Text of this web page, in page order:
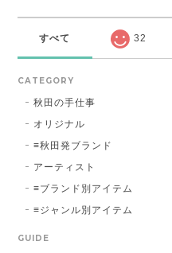
すべて 32
CATEGORY
秋田の手仕事
オリジナル
≡秋田発ブランド
アーティスト
≡ブランド別アイテム
≡ジャンル別アイテム
GUIDE